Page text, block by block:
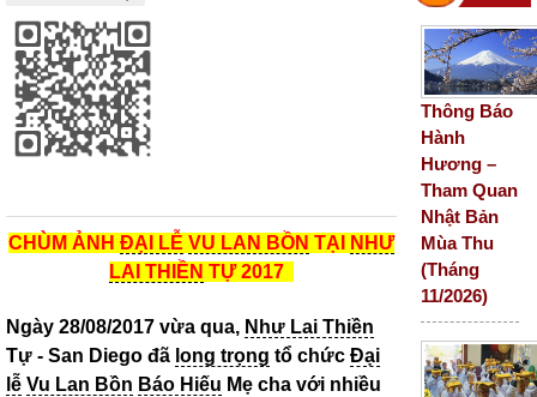
CHÙM ẢNH ĐẠI LỄ VU LAN BỒN TẠI
NHƯ
LAI THIỀN TỰ 2017
Ngày 28/08/2017 vừa qua, Như Lai Thiền
Tự - San Diego đã long trọng tổ chức Đại
lễ Vu Lan Bồn Báo Hiếu Mẹ cha với nhiều
Thông Báo
Hành
Hương –
Tham Quan
Nhật Bản
Mùa Thu
(Tháng
11/2026)